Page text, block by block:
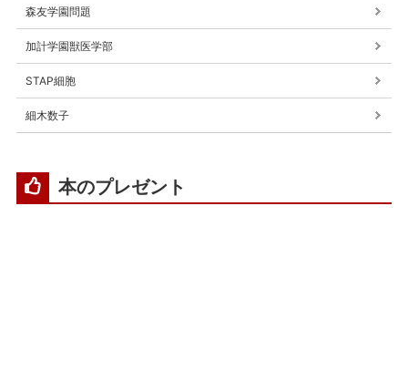
森友学園問題
加計学園獣医学部
STAP細胞
細木数子
本のプレゼント